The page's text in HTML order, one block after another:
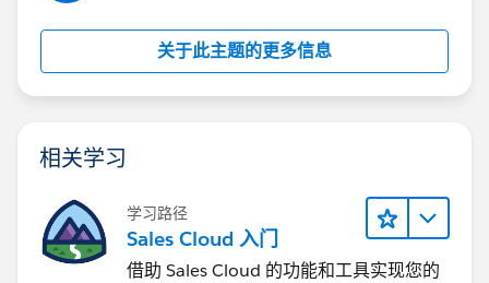
关于此主题的更多信息
相关学习
学习路径
Sales Cloud 入门
借助 Sales Cloud 的功能和工具实现您的